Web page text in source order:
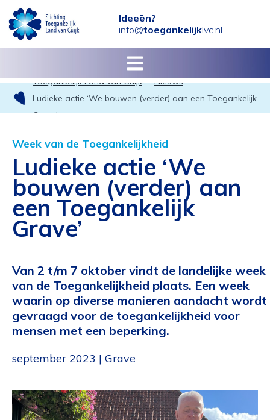
Ideeën?
info@toegankelijklvc.nl
Toegankelijk Land van Cuijk
Nieuws
Ludieke actie ‘We bouwen (verder) aan een Toegankelijk
Grave’
Week van de Toegankelijkheid
Ludieke actie ‘We
bouwen (verder) aan
een Toegankelijk
Grave’
Van 2 t/m 7 oktober vindt de landelijke week
van de Toegankelijkheid plaats. Een week
waarin op diverse manieren aandacht wordt
gevraagd voor de toegankelijkheid voor
mensen met een beperking.
september 2023 | Grave